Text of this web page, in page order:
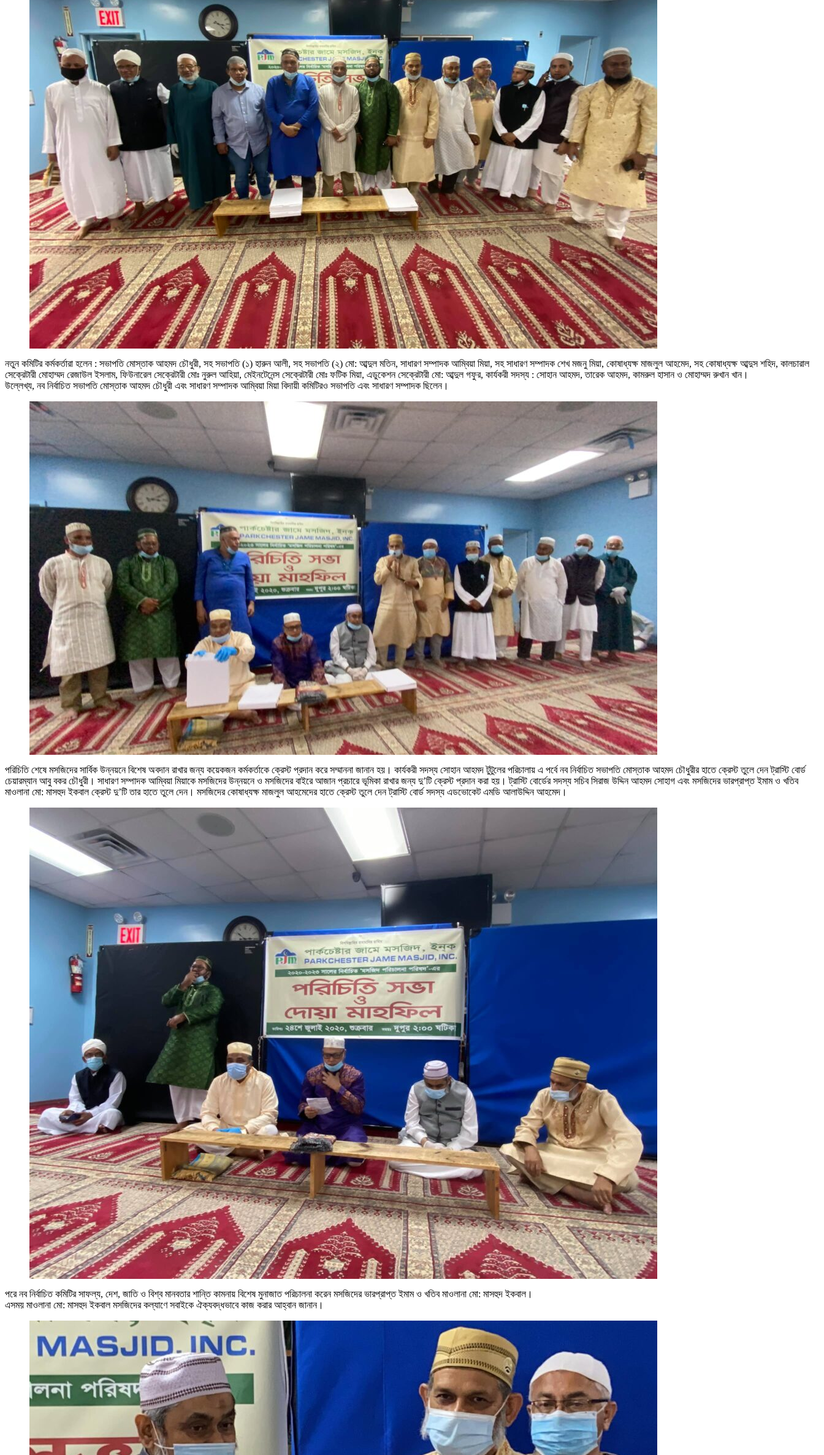
নতুন কমিটির কর্মকর্তারা হলেন : সভাপতি মোস্তাক আহমদ চৌধুরী, সহ সভাপতি (১) হারুন আলী, সহ সভাপতি (২) মো: আব্দুল মতিন, সাধারণ সম্পাদক আম্বিয়া মিয়া, সহ সাধারণ সম্পাদক শেখ মজনু মিয়া, কোষাধ্যক্ষ মাজলুল আহমেদ, সহ কোষাধ্যক্ষ আব্দুস শহিদ, কালচারাল
সেক্রেটারী মোহাম্মদ রেজাউল ইসলাম, ফিউনারেল সেক্রেটারী মোঃ নুরুল আহিয়া, মেইনটেনেন্স সেক্রেটারী মোঃ ফটিক মিয়া, এডুকেশন সেক্রেটারী মো: আব্দুল গফুর, কার্যকরী সদস্য : সোহান আহমদ, তারেক আহমদ, কামরুল হাসান ও মোহাম্মদ রুখান খান।
উল্লেখ্য, নব নির্বাচিত সভাপতি মোস্তাক আহমদ চৌধুরী এবং সাধারণ সম্পাদক আম্বিয়া মিয়া বিদায়ী কমিটিরও সভাপতি এবং সাধারণ সম্পাদক ছিলেন।
পরিচিতি শেষে মসজিদের সার্বিক উন্নয়নে বিশেষ অবদান রাখার জন্য কয়েকজন কর্মকর্তাকে ক্রেস্ট প্রদান করে সম্মাননা জানান হয়। কার্যকরী সদস্য সোহান আহমদ টুটুলের পরিচালায় এ পর্বে নব নির্বাচিত সভাপতি মোস্তাক আহমদ চৌধুরীর হাতে ক্রেস্ট তুলে দেন ট্রাস্টি বোর্ড
চেয়ারম্যান আবু বকর চৌধুরী। সাধারণ সম্পাদক আম্বিয়া মিয়াকে মসজিদের উন্নয়নে ও মসজিদের বাইরে আজান প্রচারে ভূমিকা রাখার জন্য দু’টি ক্রেস্ট প্রদান করা হয়। ট্রাস্টি বোর্ডের সদস্য সচিব সিরাজ উদ্দিন আহমদ সোহাগ এবং মসজিদের ভারপ্রাপ্ত ইমাম ও খতিব
মাওলানা মো: মাসহুদ ইকবাল ক্রেস্ট দু’টি তার হাতে তুলে দেন। মসজিদের কোষাধ্যক্ষ মাজলুল আহমেদের হাতে ক্রেস্ট তুলে দেন ট্রাস্টি বোর্ড সদস্য এডভোকেট এমডি আলাউদ্দিন আহমেদ।
পরে নব নির্বাচিত কমিটির সাফল্য, দেশ, জাতি ও বিশ্ব মানবতার শান্তি কামনায় বিশেষ মুনাজাত পরিচালনা করেন মসজিদের ভারপ্রাপ্ত ইমাম ও খতিব মাওলানা মো: মাসহুদ ইকবাল।
এসময় মাওলানা মো: মাসহুদ ইকবাল মসজিদের কল্যাণে সবাইকে ঐক্যবদ্ধভাবে কাজ করার আহ্বান জানান।